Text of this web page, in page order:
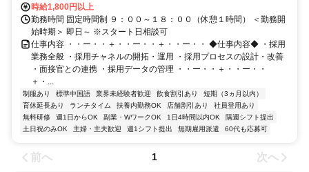
時給1,800円以上
勤務時間 固定時間制 ９：００～１８：００（休憩１時間） ＜勤務開
始時期＞ 即日～ ※スタート日相談可
仕事内容 ・・ー・・＋・・ー・・＋・・ー・・ ◆仕事内容◆ ・採用
業務全般 ・採用チャネルの開拓・運用 ・採用プロセスの設計・改善
・面接官との連携 ・採用データの管理 ・・ー・・＋・・ー・・
＋・...
制服あり 標準中国語 業界未経験者歓迎 飲食割引あり
短期（3ヵ月以内）
育休延長あり
ランチタイム 扶養内勤務OK 店舗割引あり
社員登用あり
無料研修
週1日からOK 副業・WワークOK 1日4時間以内OK
隔週シフト提出
土日祝のみOK
主婦・主夫歓迎 週1シフト提出 無期雇用派遣 60代も応募可
前へ 1 次へ